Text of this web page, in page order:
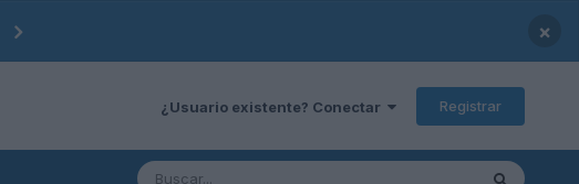
×
¿Usuario existente? Conectar Registrar